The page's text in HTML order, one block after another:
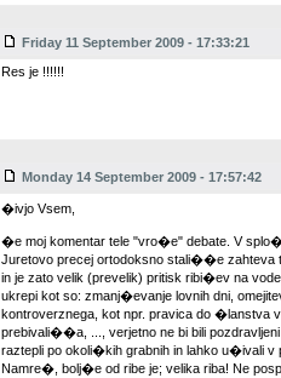
Friday 11 September 2009 - 17:33:21
Res je !!!!!!
Monday 14 September 2009 - 17:57:42
�ivjo Vsem,
�e moj komentar tele "vro�e" debate. V
Juretovo precej ortodoksno stali��e zahteva
in je zato velik (prevelik) pritisk ribi�ev na
ukrepi kot so: zmanj�evanje lovnih dni,
kontroverznega, kot npr. pravica do �lanstva
prebivali��a, ..., verjetno ne bi bili
raztepli po okoli�kih grabnih in lahko u�ivali
Namre�, bolj�e od ribe je; velika riba! Ne